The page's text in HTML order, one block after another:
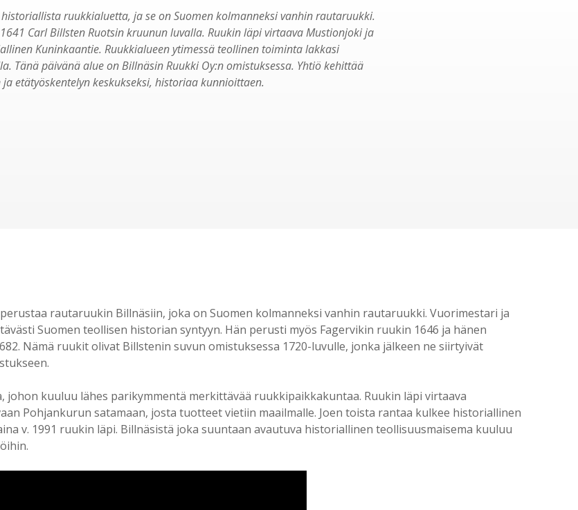
ruukkialuetta, ja se on Suomen kolmanneksi vanhin rautaruukki.
Carl Billsten Ruotsin kruunun luvalla. Ruukin läpi virtaava Mustionjoki ja
Kuninkaantie. Ruukkialueen ytimessä teollinen toiminta lakkasi
Tänä päivänä alue on Billnäsin Ruukki Oy:n omistuksessa. Yhtiö kehittää
etätyöskentelyn keskukseksi, historiaa kunnioittaen.
rautaruukin Billnäsiin, joka on Suomen kolmanneksi vanhin rautaruukki. Vuorimestari ja
Suomen teollisen historian syntyyn. Hän perusti myös Fagervikin ruukin 1646 ja hänen
Nämä ruukit olivat Billstenin suvun omistuksessa 1720-luvulle, jonka jälkeen ne siirtyivät
kuuluu lähes parikymmentä merkittävää ruukkipaikkakuntaa. Ruukin läpi virtaava
Pohjankurun satamaan, josta tuotteet vietiin maailmalle. Joen toista rantaa kulkee historiallinen
v. 1991 ruukin läpi. Billnäsistä joka suuntaan avautuva historiallinen teollisuusmaisema kuuluu